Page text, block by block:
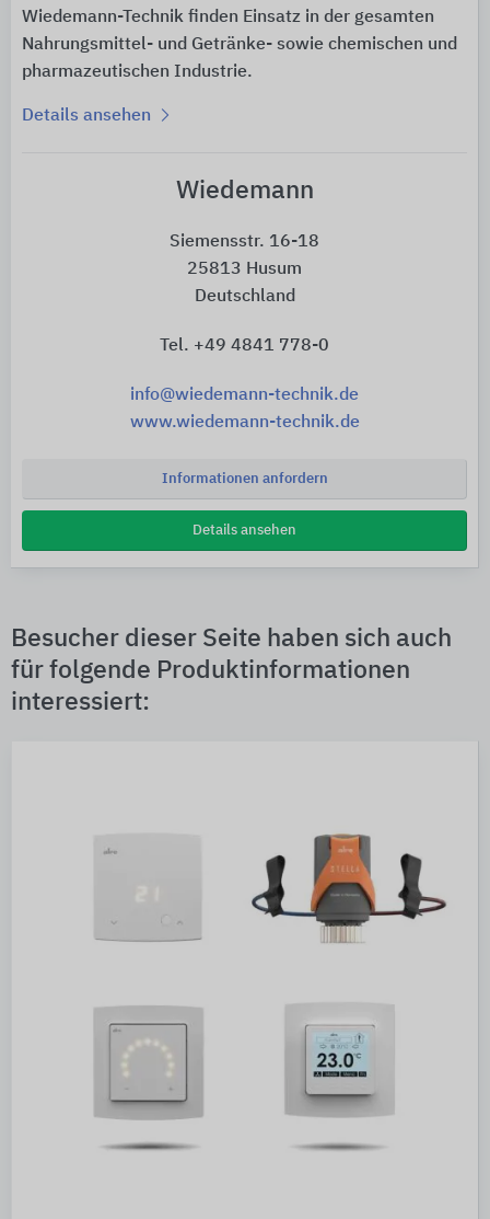
Wiedemann-Technik finden Einsatz in der gesamten
Nahrungsmittel- und Getränke- sowie chemischen und
pharmazeutischen Industrie.
Details ansehen
Wiedemann
Siemensstr. 16-18
25813 Husum
Deutschland
Tel. +49 4841 778-0
info@wiedemann-technik.de
www.wiedemann-technik.de
Informationen anfordern
Details ansehen
Besucher dieser Seite haben sich auch
für folgende Produktinformationen
interessiert: